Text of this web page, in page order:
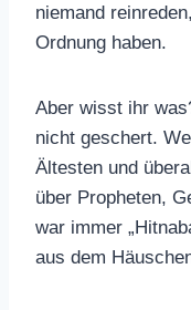
niemand
Ordnung haben.
Aber wisst ihr
nicht geschert.
Ältesten und
über Propheten,
war immer
aus dem